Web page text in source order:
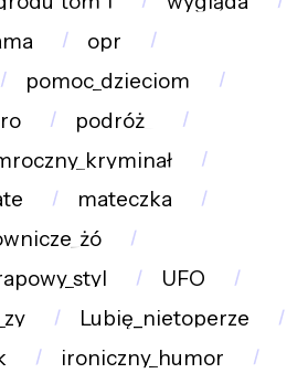
opr
pomoc_dzieciom
podróż_
mateczka
UFO
Lubię_nietoperze
ironiczny_humor